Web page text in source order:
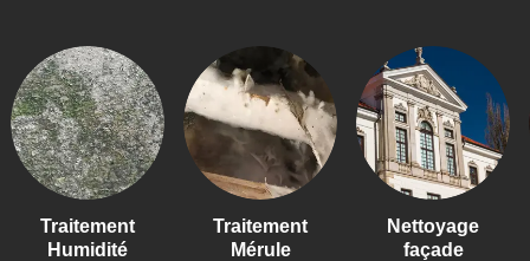
Humidité
Traitement
Mérule
Nettoyage
façade